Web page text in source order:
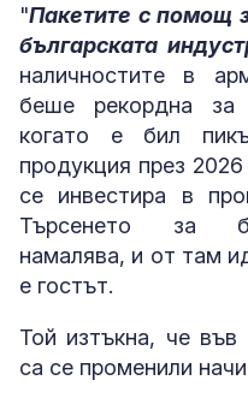
"Пакетите с помощ
българската
наличностите в
беше рекордна за
когато е бил
продукция през
се инвестира в
Търсенето за
намалява, и от там
е гостът.
Той изтъкна, че във
са се променили